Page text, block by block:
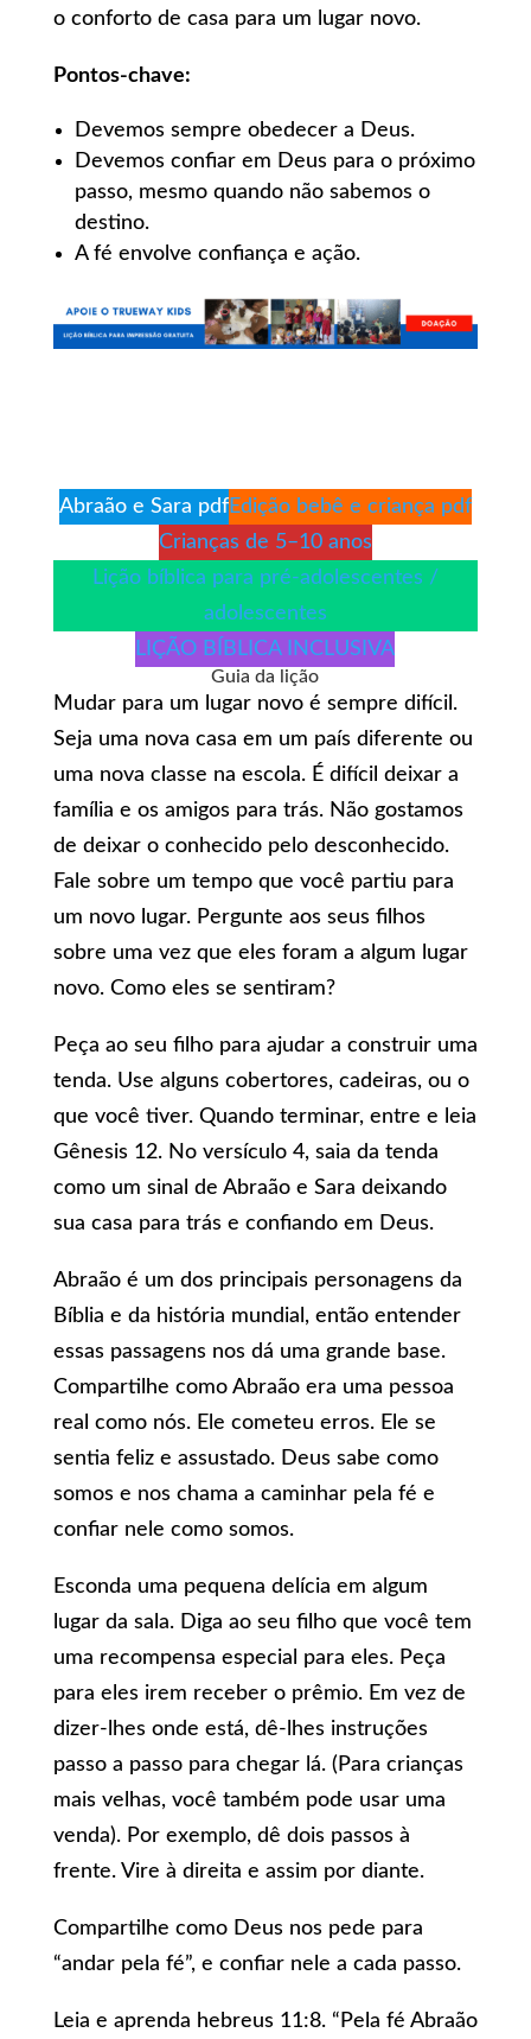
o conforto de casa para um lugar novo.
Pontos-chave:
Devemos sempre obedecer a Deus.
Devemos confiar em Deus para o próximo
passo, mesmo quando não sabemos o
destino.
A fé envolve confiança e ação.
Abraão e Sara pdfEdição bebê e criança pdf
Crianças de 5–10 anos
Lição bíblica para pré-adolescentes /
adolescentes
LIÇÃO BÍBLICA INCLUSIVA
Guia da lição
Mudar para um lugar novo é sempre difícil.
Seja uma nova casa em um país diferente ou
uma nova classe na escola. É difícil deixar a
família e os amigos para trás. Não gostamos
de deixar o conhecido pelo desconhecido.
Fale sobre um tempo que você partiu para
um novo lugar. Pergunte aos seus filhos
sobre uma vez que eles foram a algum lugar
novo. Como eles se sentiram?
Peça ao seu filho para ajudar a construir uma
tenda. Use alguns cobertores, cadeiras, ou o
que você tiver. Quando terminar, entre e leia
Gênesis 12. No versículo 4, saia da tenda
como um sinal de Abraão e Sara deixando
sua casa para trás e confiando em Deus.
Abraão é um dos principais personagens da
Bíblia e da história mundial, então entender
essas passagens nos dá uma grande base.
Compartilhe como Abraão era uma pessoa
real como nós. Ele cometeu erros. Ele se
sentia feliz e assustado. Deus sabe como
somos e nos chama a caminhar pela fé e
confiar nele como somos.
Esconda uma pequena delícia em algum
lugar da sala. Diga ao seu filho que você tem
uma recompensa especial para eles. Peça
para eles irem receber o prêmio. Em vez de
dizer-lhes onde está, dê-lhes instruções
passo a passo para chegar lá. (Para crianças
mais velhas, você também pode usar uma
venda). Por exemplo, dê dois passos à
frente. Vire à direita e assim por diante.
Compartilhe como Deus nos pede para
“andar pela fé”, e confiar nele a cada passo.
Leia e aprenda hebreus 11:8. “Pela fé Abraão